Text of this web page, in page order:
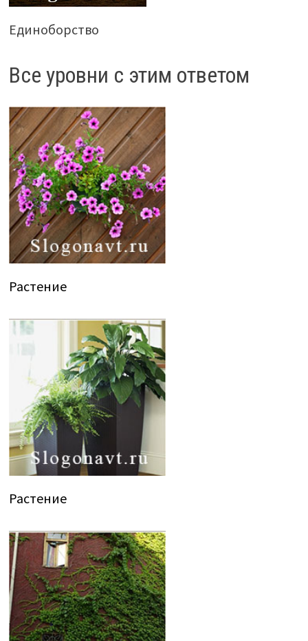
Единоборство
Все уровни с этим ответом
Растение
Растение